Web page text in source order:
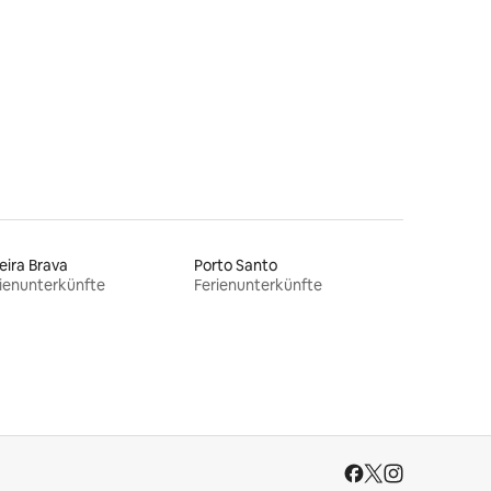
Brava
Porto Santo
Ferienunterkünfte